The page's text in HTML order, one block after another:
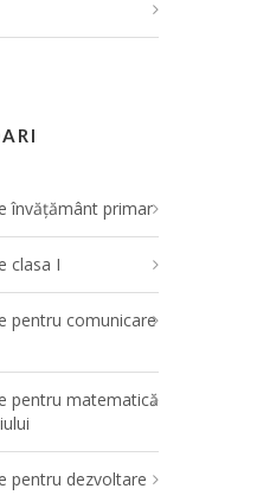
învățământ primar
clasa I
pentru comunicare
pentru matematică
pentru dezvoltare